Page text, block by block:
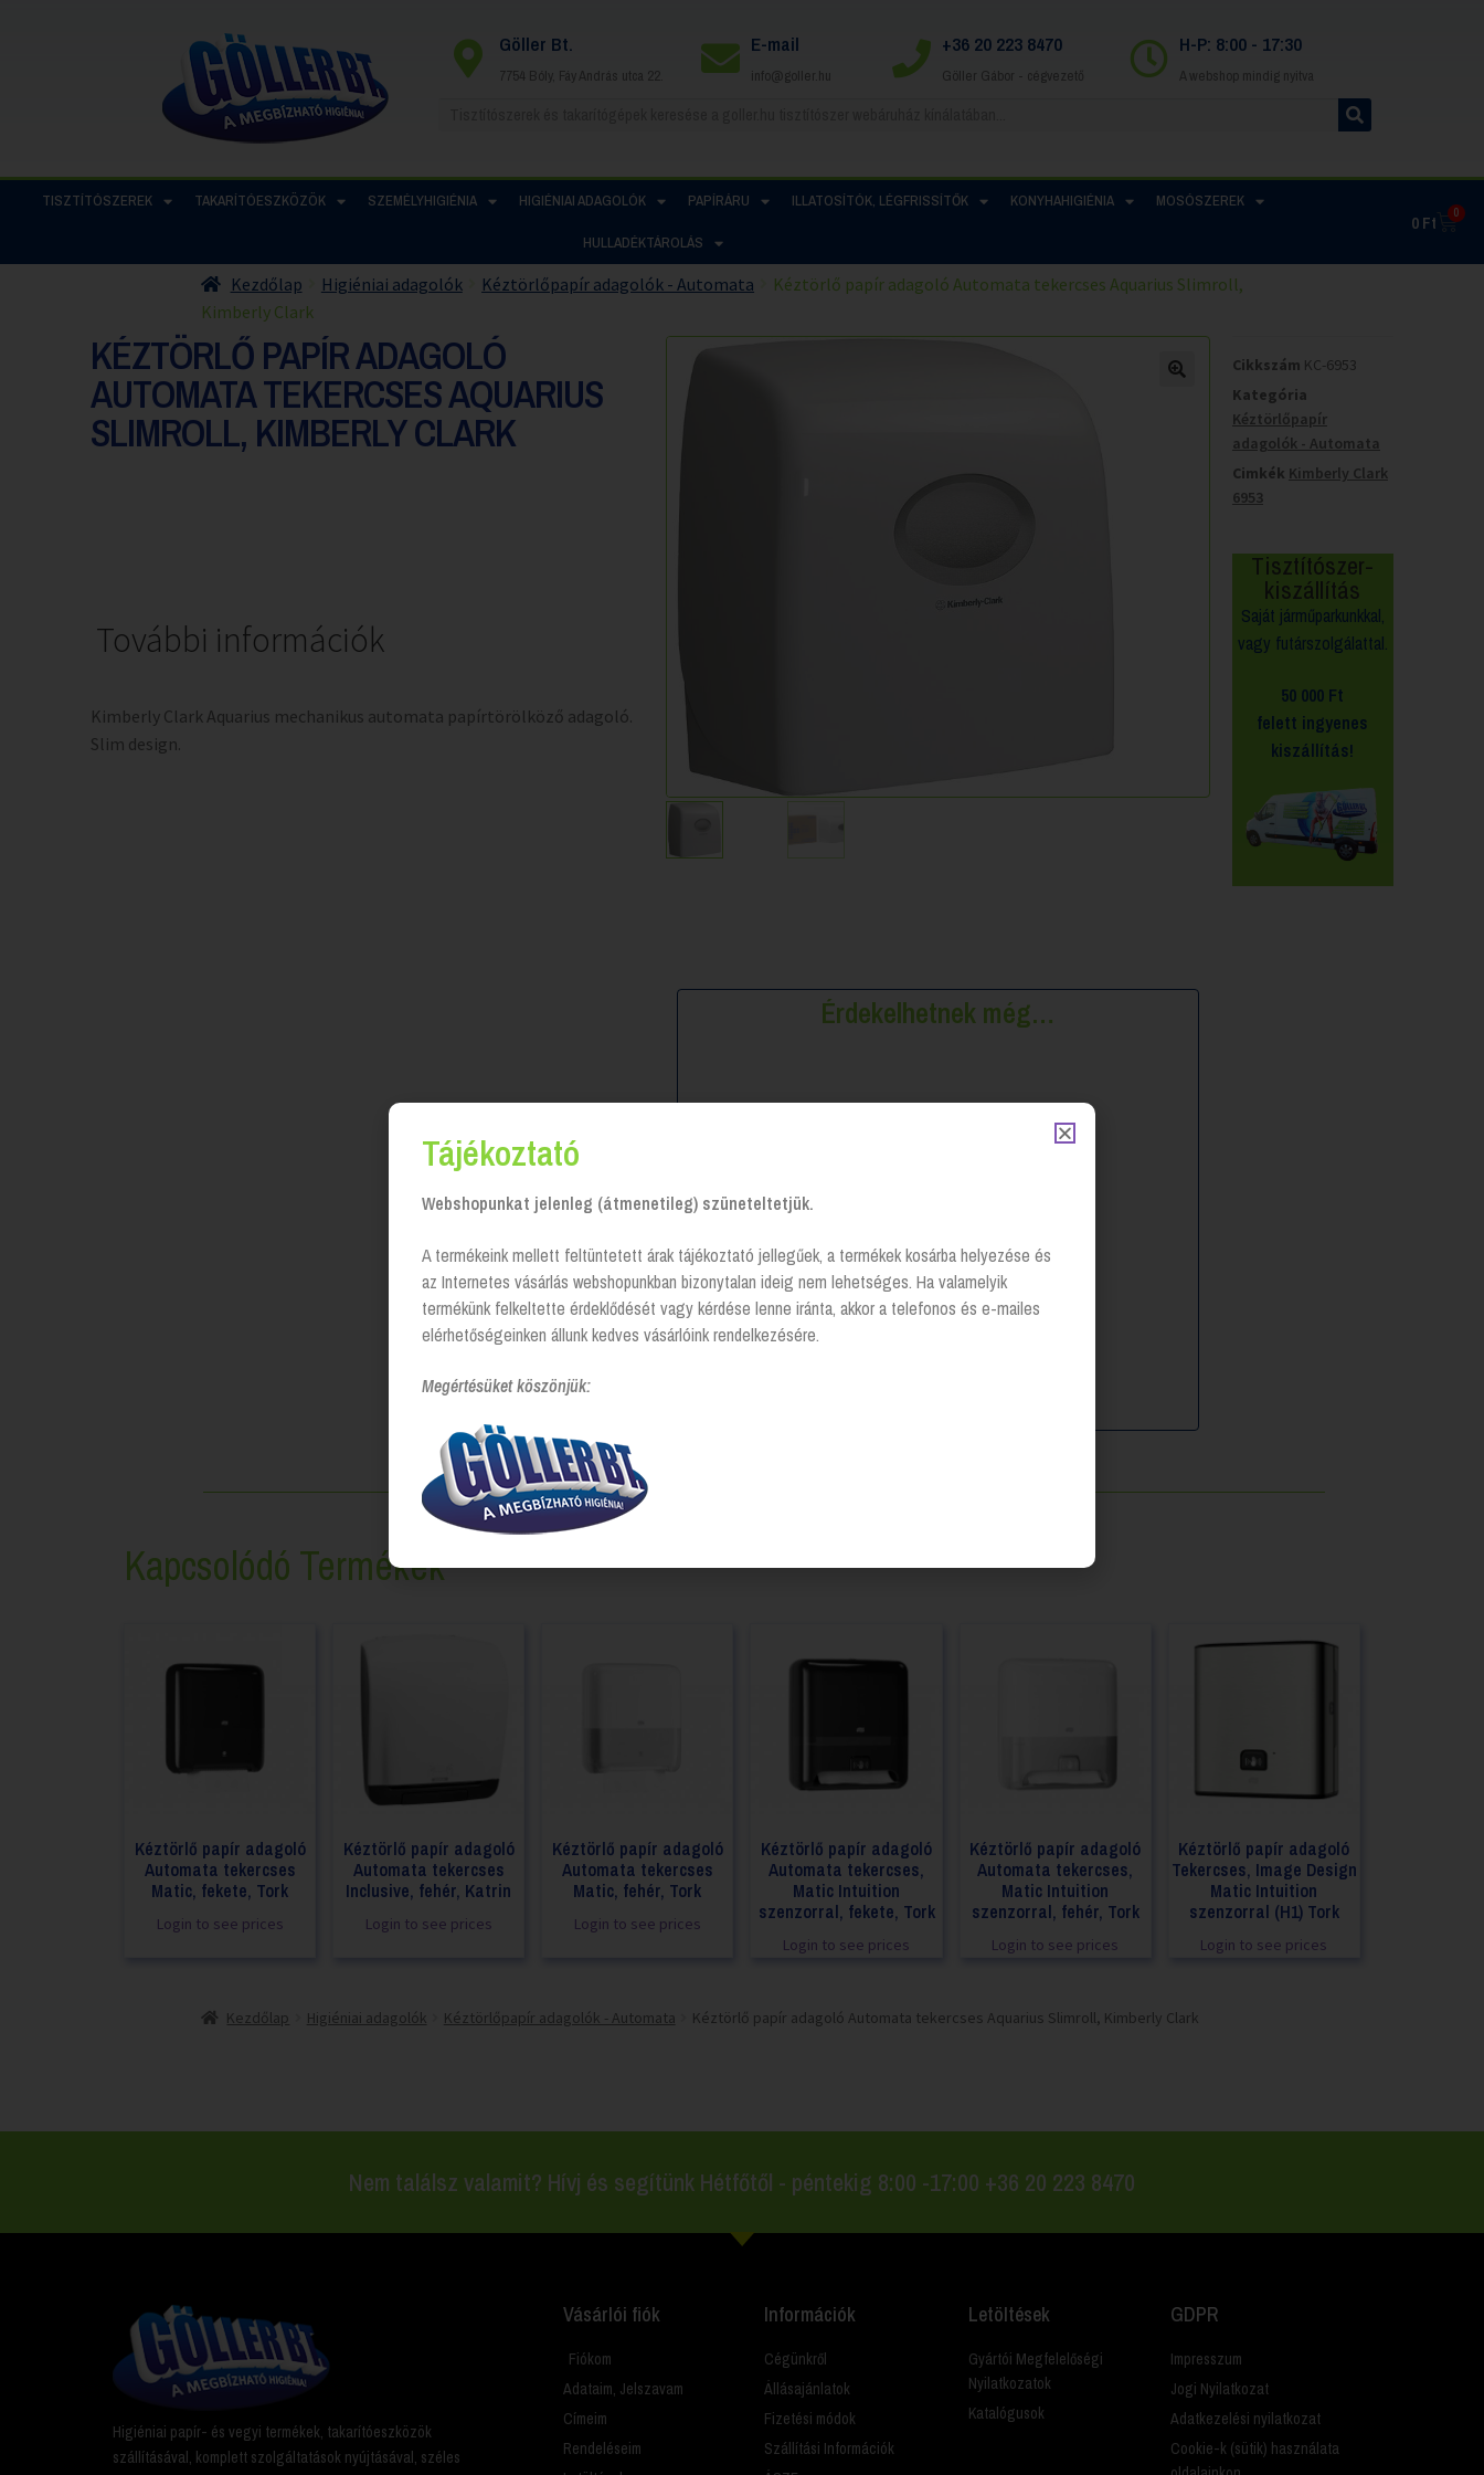
Göller Bt.
7754 Bóly, Fáy András utca 22.
E-mail
info@goller.hu
+36 20 223 8470
Göller Gábor - cégvezető
H-P: 8:00 - 17:30
A webshop mindig nyitva
TISZTÍTÓSZEREK TAKARÍTÓESZKÖZÖK SZEMÉLYHIGIÉNIA HIGIÉNIAI ADAGOLÓK PAPÍRÁRU ILLATOSÍTÓK, LÉGFRISSÍTŐK KONYHAHIGIÉNIA MOSÓSZEREK
HULLADÉKTÁROLÁS
0Ft 0
Kezdőlap Higiéniai adagolók Kéztörlőpapír adagolók - Automata
Kéztörlő papír adagoló Automata tekercses Aquarius Slimroll,
Kimberly Clark
KÉZTÖRLŐ PAPÍR ADAGOLÓ
AUTOMATA TEKERCSES AQUARIUS
SLIMROLL, KIMBERLY CLARK
További információk
Kimberly Clark Aquarius mechanikus automata papírtörölköző adagoló.
Slim design.
Érdekelhetnek még…
Kimberly Clark Professional –
Cikkszám KC-6953
Kategória
Kéztörlőpapír
adagolók - Automata
Cimkék Kimberly Clark
6953
Tisztítószer-
kiszállítás
Saját járműparkunkkal,
vagy futárszolgálattal.
50 000 Ft
felett ingyenes
kiszállítás!
Kapcsolódó Termékek
Kéztörlő papír adagoló
Automata tekercses
Matic, fekete, Tork
Login to see prices
Kéztörlő papír adagoló
Automata tekercses
Inclusive, fehér, Katrin
Login to see prices
Kéztörlő papír adagoló
Automata tekercses
Matic, fehér, Tork
Login to see prices
Kéztörlő papír adagoló
Automata tekercses,
Matic Intuition
szenzorral, fekete, Tork
Login to see prices
Kéztörlő papír adagoló
Automata tekercses,
Matic Intuition
szenzorral, fehér, Tork
Login to see prices
Kéztörlő papír adagoló
Tekercses, Image Design
Matic Intuition
szenzorral (H1) Tork
Login to see prices
Kezdőlap Higiéniai adagolók Kéztörlőpapír adagolók - Automata Kéztörlő papír adagoló Automata tekercses Aquarius Slimroll, Kimberly Clark
Nem találsz valamit? Hívj és segítünk Hétfőtől - péntekig 8:00 -17:00 +36 20 223 8470
Higiéniai papír- és vegyi termékek, takarítóeszközök
szállításával, komplett szolgáltatások nyújtásával, széles
Vásárlói fiók
Fiókom
Adataim, Jelszavam
Címeim
Rendeléseim
Információk
Cégünkről
Állásajánlatok
Fizetési módok
Szállítási Információk
Letöltések
Gyártói Megfelelőségi
Nyilatkozatok
Katalógusok
GDPR
Impresszum
Jogi Nyilatkozat
Adatkezelési nyilatkozat
Cookie-k (sütik) használata
Tájékoztató
Webshopunkat jelenleg (átmenetileg) szüneteltetjük.
A termékeink mellett feltüntetett árak tájékoztató jellegűek, a termékek kosárba helyezése és
az Internetes vásárlás webshopunkban bizonytalan ideig nem lehetséges. Ha valamelyik
termékünk felkeltette érdeklődését vagy kérdése lenne iránta, akkor a telefonos és e-mailes
elérhetőségeinken állunk kedves vásárlóink rendelkezésére.
Megértésüket köszönjük: